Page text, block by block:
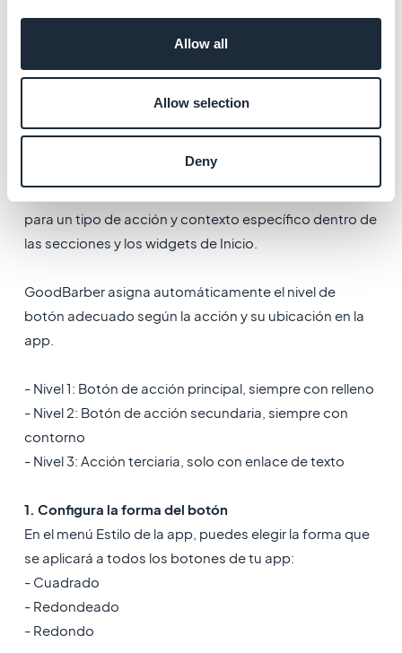
Allow all
Allow selection
Deny
Esta configuración se aplica automáticamente en
a mantener un diseño uniforme en toda la aplicación.
3. Botones
invitan a los usuarios a realizar una acción.
para un tipo de acción y contexto específico dentro de
las secciones y los widgets de Inicio.
GoodBarber asigna automáticamente el nivel de
botón adecuado según la acción y su ubicación en la
app.
- Nivel 1: Botón de acción principal, siempre con relleno
- Nivel 2: Botón de acción secundaria, siempre con
contorno
- Nivel 3: Acción terciaria, solo con enlace de texto
1. Configura la forma del botón
En el menú Estilo de la app, puedes elegir la forma que
se aplicará a todos los botones de tu app:
- Cuadrado
- Redondeado
- Redondo